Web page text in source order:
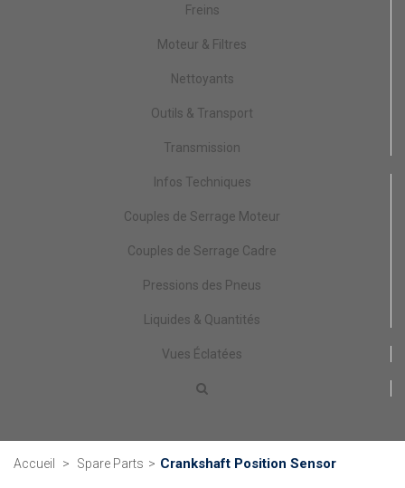
Freins
Moteur & Filtres
Nettoyants
Outils & Transport
Transmission
Infos Techniques
Couples de Serrage Moteur
Couples de Serrage Cadre
Pressions des Pneus
Liquides & Quantités
Vues Éclatées
Accueil > Spare Parts > Crankshaft Position Sensor